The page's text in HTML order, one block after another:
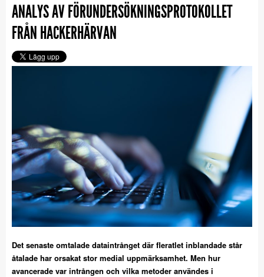
ANALYS AV FÖRUNDERSÖKNINGSPROTOKOLLET
FRÅN HACKERHÄRVAN
Det senaste omtalade dataintrånget där fleratlet inblandade står
åtalade har orsakat stor medial uppmärksamhet. Men hur
avancerade var intrången och vilka metoder användes i